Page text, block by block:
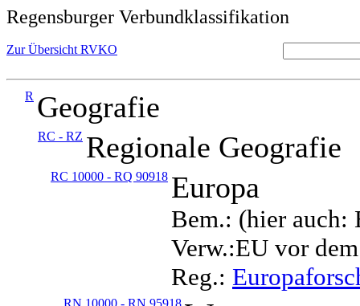
Regensburger Verbundklassifikation
Zur Übersicht RVKO
R Geografie
RC - RZ Regionale Geografie
RC 10000 - RQ 90918 Europa
Bem.: (hier auch:
Verw.:EU vor
Reg.:
RN 10000 - RN 95918